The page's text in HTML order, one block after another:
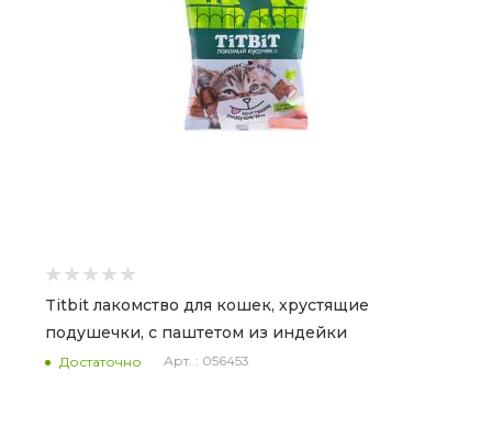
Titbit лакомство для кошек, хрустящие
подушечки, с паштетом из индейки
Достаточно Арт. : 056453